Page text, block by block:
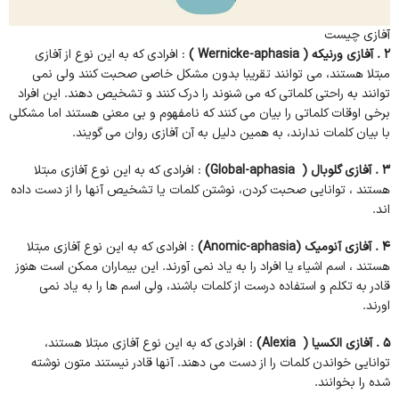
آفازی چیست
2 . آفازی ورنیکه ( Wernicke-aphasia )
: افرادی که به این نوع از آفازی
مبتلا هستند، می توانند تقریبا بدون مشکل خاصی صحبت کنند ولی نمی
توانند به راحتی کلماتی که می شنوند را درک کنند و تشخیص دهند. این افراد
برخی اوقات کلماتی را بیان می کنند که نامفهوم و بی معنی هستند اما مشکلی
با بیان کلمات ندارند، به همین دلیل به آن آفازی روان می گویند.
3 . آفازی گلوبال ( Global-aphasia)
: افرادی که به این نوع آفازی مبتلا
هستند ، توانایی صحبت کردن، نوشتن کلمات یا تشخیص آنها را از دست داده
اند.
4 . آفازی آنومیک (Anomic-aphasia)
: افرادی که به این نوع آفازی مبتلا
هستند ، اسم اشیاء یا افراد را به یاد نمی آورند. این بیماران ممکن است هنوز
قادر به تکلم و استفاده درست از کلمات باشند، ولی اسم ها را به یاد نمی
اورند.
5 . آفازی الکسیا ( Alexia)
: افرادی که به این نوع آفازی مبتلا هستند،
توانایی خواندن کلمات را از دست می دهند. آنها قادر نیستند متون نوشته
شده را بخوانند.